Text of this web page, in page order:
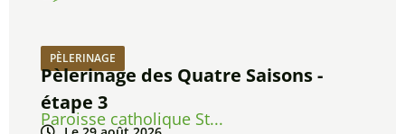
PÈLERINAGE
Pèlerinage des Quatre Saisons -
étape 3
Paroisse catholique St...